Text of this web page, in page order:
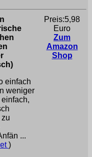
einfach
weniger
...
)
Preis:5,98
Euro
Zum
Amazon
Shop